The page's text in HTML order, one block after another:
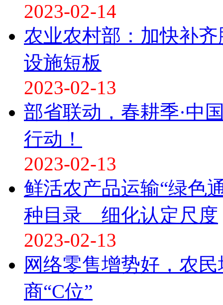
2023-02-14
农业农村部：加快补
设施短板
2023-02-13
部省联动，春耕季·中
行动！
2023-02-13
鲜活农产品运输“绿
种目录 细化认定尺度
2023-02-13
网络零售增势好，农
商“C位”